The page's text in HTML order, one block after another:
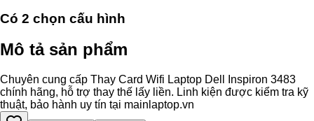
Có 2 chọn cấu hình
Mô tả sản phẩm
Chuyên cung cấp Thay Card Wifi Laptop Dell Inspiron 3483
chính hãng, hỗ trợ thay thế lấy liền. Linh kiện được kiểm tra kỹ
thuật, bảo hành uy tín tại mainlaptop.vn